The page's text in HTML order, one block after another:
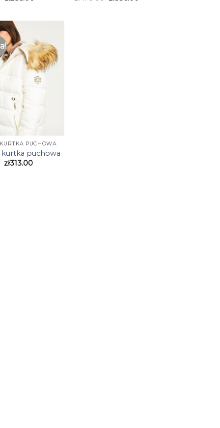
PUCHOWA
puchowa
zł313.00